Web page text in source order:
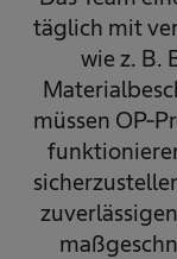
täglich mit
wie z. B.
müssen OP-